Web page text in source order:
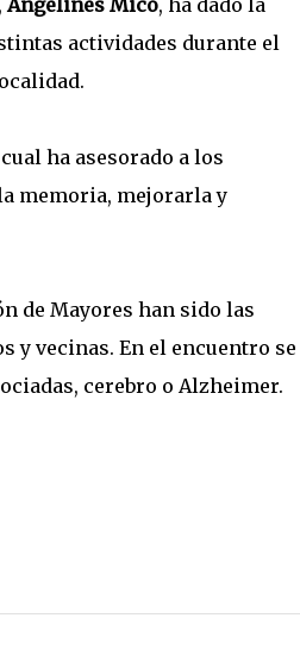
Angelines Micó, ha dado la
actividades durante el
ha asesorado a los
memoria, mejorarla y
de Mayores han sido las
y vecinas. En el encuentro se
cerebro o Alzheimer.